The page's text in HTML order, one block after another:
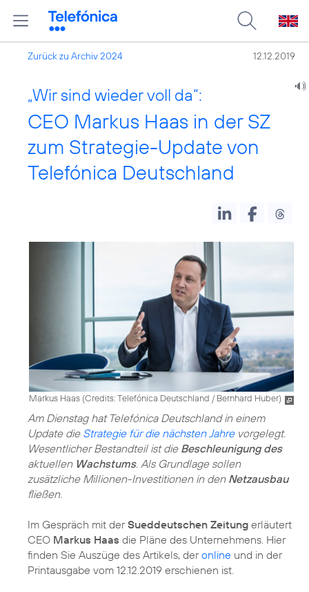
Zurück zu Archiv 2024 12.12.2019
„Wir sind wieder voll da“:
CEO Markus Haas in der SZ
zum Strategie-Update von
Telefónica Deutschland
Markus Haas (Credits: Telefónica Deutschland / Bernhard Huber)
Am Dienstag hat Telefónica Deutschland in einem
Update die Strategie für die nächsten Jahrevorgelegt.
Wesentlicher Bestandteil ist die Beschleunigung des
aktuellen Wachstums. Als Grundlage sollen
zusätzliche Millionen-Investitionen in den Netzausbau
fließen.
Im Gespräch mit derSueddeutschen Zeitung erläutert
CEO Markus Haas die Pläne des Unternehmens. Hier
finden Sie Auszüge des Artikels, deronline und in der
Printausgabe vom 12.12.2019 erschienen ist.